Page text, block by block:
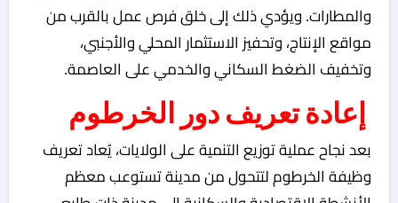
والمطارات. ويؤدي ذلك إلى خلق فرص عمل بالقرب من
مواقع الإنتاج، وتحفيز الاستثمار المحلي والأجنبي،
وتخفيف الضغط السكاني والخدمي على العاصمة.
إعادة تعريف دور الخرطوم
بعد نجاح عملية توزيع التنمية على الولايات، يُعاد تعريف
وظيفة الخرطوم لتتحول من مدينة تستوعب معظم